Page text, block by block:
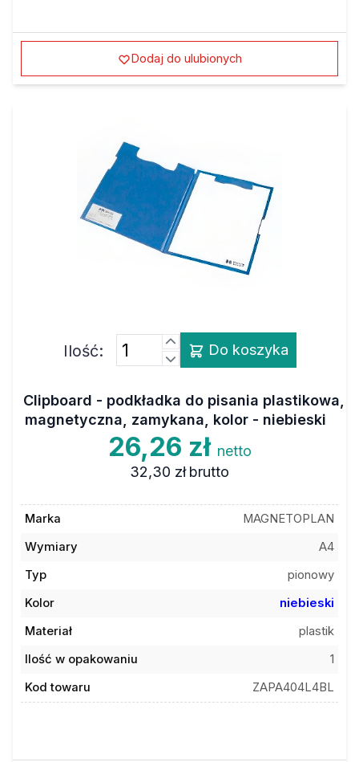
Dodaj do ulubionych
Ilość: Do koszyka
Clipboard - podkładka do pisania plastikowa,
magnetyczna, zamykana, kolor - niebieski
26,26 zł netto
32,30 zł brutto
Marka
MAGNETOPLAN
Wymiary
A4
Typ
pionowy
Kolor
niebieski
Materiał
plastik
Ilość w opakowaniu
1
Kod towaru
ZAPA404L4BL